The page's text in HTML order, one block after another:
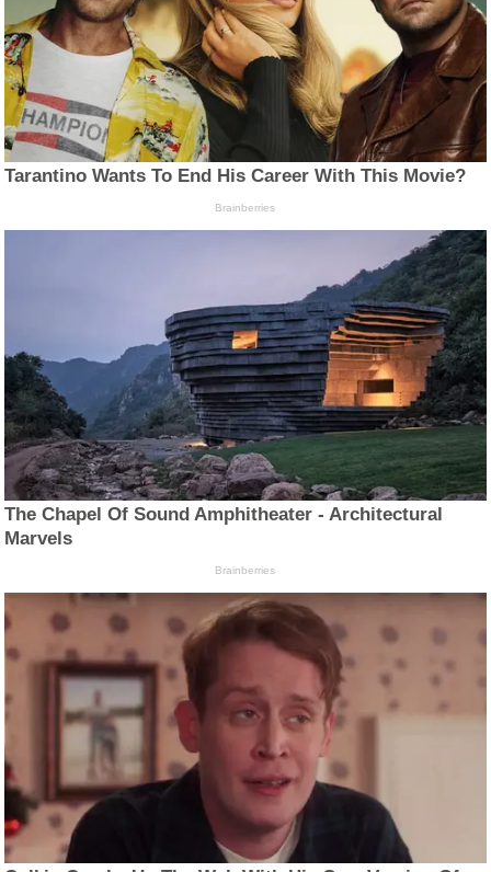
Tarantino Wants To End His Career With This Movie?
Brainberries
The Chapel Of Sound Amphitheater - Architectural
Marvels
Brainberries